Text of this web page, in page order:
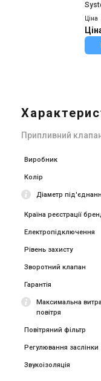
Ціна
Припливний
Виробник
Колір
Діаметр
Країна реєстрації
Електропідключення
Рівень захисту
Зворотний клапан
Гарантія
Максимальна
повітря
Повітряний фільтр
Регулювання заслінки
Звукоізоляція